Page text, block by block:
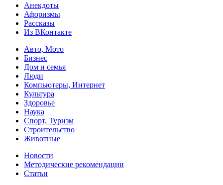
Анекдоты
Афоризмы
Рассказы
Из ВКонтакте
Авто, Мото
Бизнес
Дом и семья
Люди
Компьютеры, Интернет
Культура
Здоровье
Наука
Спорт, Туризм
Строительство
Животные
Новости
Методические рекомендации
Статьи